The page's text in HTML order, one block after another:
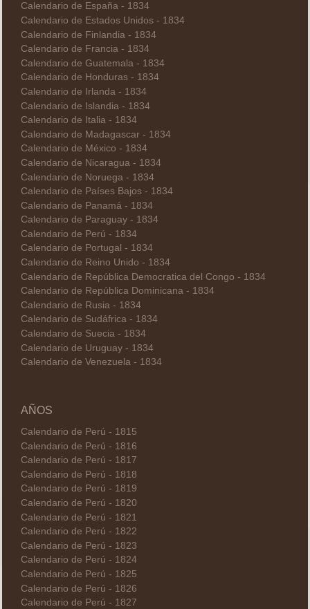
Calendario de España - 1834
Calendario de Estados Unidos - 1834
Calendario de Finlandia - 1834
Calendario de Francia - 1834
Calendario de Guatemala - 1834
Calendario de Honduras - 1834
Calendario de Irlanda - 1834
Calendario de Islandia - 1834
Calendario de Italia - 1834
Calendario de Madagascar - 1834
Calendario de México - 1834
Calendario de Nicaragua - 1834
Calendario de Noruega - 1834
Calendario de Países Bajos - 1834
Calendario de Panamá - 1834
Calendario de Paraguay - 1834
Calendario de Perú - 1834
Calendario de Portugal - 1834
Calendario de Reino Unido - 1834
Calendario de República Democratica del Congo - 1834
Calendario de República Dominicana - 1834
Calendario de Rusia - 1834
Calendario de Sudáfrica - 1834
Calendario de Suecia - 1834
Calendario de Uruguay - 1834
Calendario de Venezuela - 1834
AÑOS
Calendario de Perú - 1815
Calendario de Perú - 1816
Calendario de Perú - 1817
Calendario de Perú - 1818
Calendario de Perú - 1819
Calendario de Perú - 1820
Calendario de Perú - 1821
Calendario de Perú - 1822
Calendario de Perú - 1823
Calendario de Perú - 1824
Calendario de Perú - 1825
Calendario de Perú - 1826
Calendario de Perú - 1827